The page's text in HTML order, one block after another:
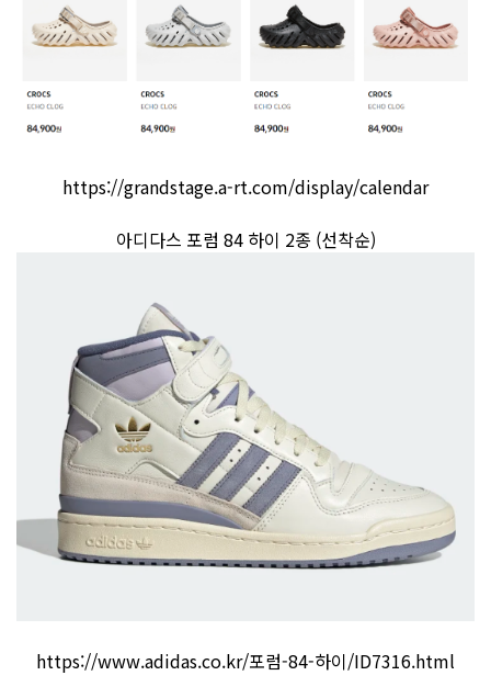
https://grandstage.a-rt.com/display/calendar
아디다스 포럼 84 하이 2종 (선착순)
https://www.adidas.co.kr/포럼-84-하이/ID7316.html